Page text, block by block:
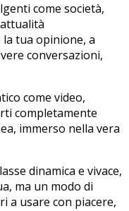
come società,
tua opinione, a
conversazioni,
come video,
completamente
immerso nella vera
dinamica e vivace,
ma un modo di
a usare con piacere,